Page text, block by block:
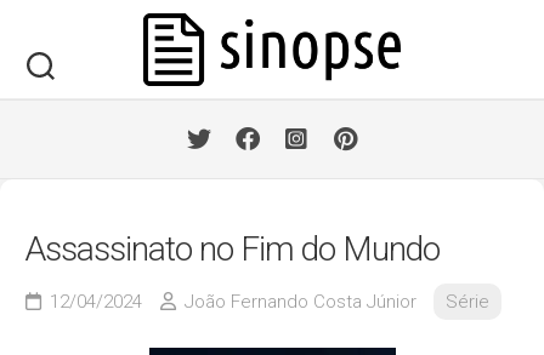
content
Assassinato no Fim do Mundo
12/04/2024 João Fernando Costa Júnior Série